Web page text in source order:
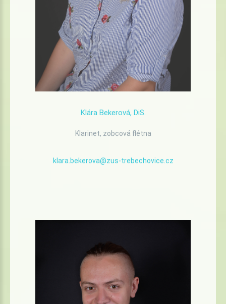
Klára Bekerová, DiS.
Klarinet, zobcová flétna
klara.bekerova@zus-trebechovice.cz